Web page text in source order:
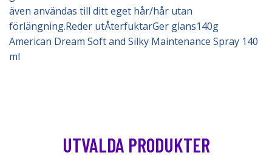
även användas till ditt eget hår/hår utan
förlängning.Reder utÅterfuktarGer glans140g
American Dream Soft and Silky Maintenance Spray 140
ml
UTVALDA PRODUKTER